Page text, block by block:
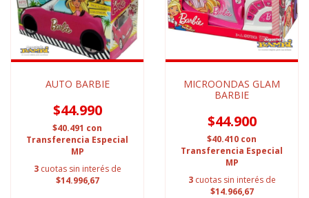
AUTO BARBIE
$44.990
$40.491 con
Transferencia Especial
MP
3 cuotas sin interés de
$14.996,67
MICROONDAS GLAM
BARBIE
$44.900
$40.410 con
Transferencia Especial
MP
3 cuotas sin interés de
$14.966,67